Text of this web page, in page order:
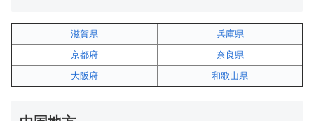
滋賀県
兵庫県
京都府
奈良県
大阪府
和歌山県